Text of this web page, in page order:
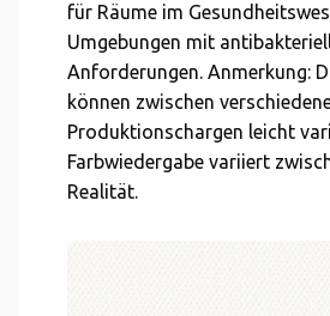
für Räume im
Umgebungen mit
Anforderungen. Anmerkung:
können zwischen
Produktionschargen leicht
Farbwiedergabe variiert
Realität.